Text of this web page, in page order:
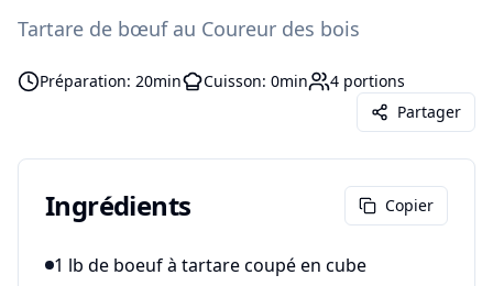
Tartare de bœuf au Coureur des bois
Préparation: 20min Cuisson: 0min 4 portions
Partager
Ingrédients Copier
1 lb de boeuf à tartare coupé en cube